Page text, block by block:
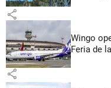
share
Wingo
Feria de
share